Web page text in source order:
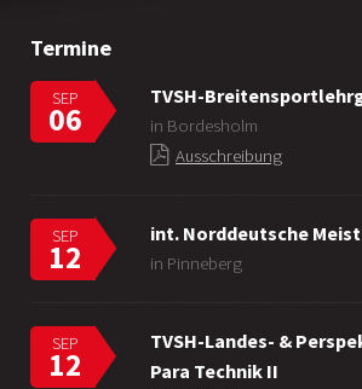
Termine
SEP
06
TVSH-
in Bordesholm
Ausschreibung
SEP
12
int. Norddeutsche
in Pinneberg
SEP
12
TVSH-Landes- &
Para Technik II